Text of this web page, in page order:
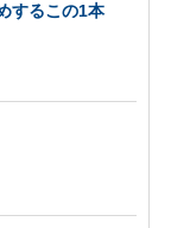
するこの1本